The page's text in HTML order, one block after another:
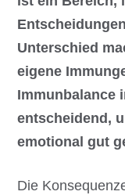
Unterschied
eigene
Immunbalance
entscheidend,
emotional gut
Die